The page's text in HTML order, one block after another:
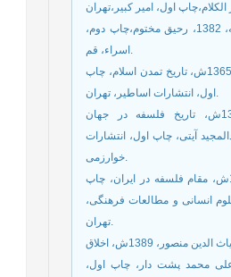
جوادی آملی عبدالله، 1382، رحیق مختوم،چاپ دوم،
اسراء، قم.
حلبی، علی اصغر، 1365ش، تاریخ تمدن اسلام، چاپ
اول، انتشارات اساطیر، تهران.
حنا فاخوری، 1381ش، تاریخ فلسفه در جهان
آیتی، چاپ اول، انتشارات
خوارزمی.
داوری، رضا، 1379ش، مقام فلسفه در ایران، چاپ
انسانی و مطالعات فرهنگی،
تهران.
دشتکی شیرازی، غیاث الدین منصور، 1389ش، اخلاق
محمد پشت دار، چاپ اول،